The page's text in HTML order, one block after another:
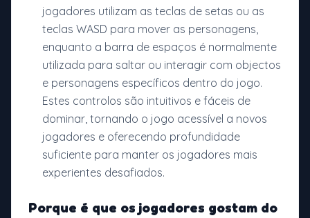
jogadores utilizam as teclas de setas ou as
teclas WASD para mover as personagens,
enquanto a barra de espaços é normalmente
utilizada para saltar ou interagir com objectos
e personagens específicos dentro do jogo.
Estes controlos são intuitivos e fáceis de
dominar, tornando o jogo acessível a novos
jogadores e oferecendo profundidade
suficiente para manter os jogadores mais
experientes desafiados.
Porque é que os jogadores gostam do